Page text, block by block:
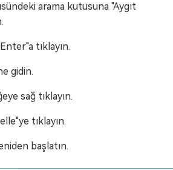
arama kutusuna "Aygıt
tıklayın.
gidin.
sağ tıklayın.
tıklayın.
başlatın.